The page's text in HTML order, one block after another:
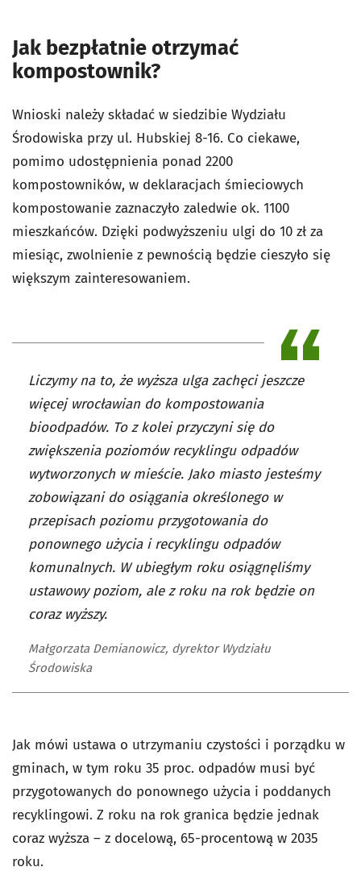
Jak bezpłatnie otrzymać
kompostownik?
Wnioski należy składać w siedzibie Wydziału
Środowiska przy ul. Hubskiej 8-16. Co ciekawe,
pomimo udostępnienia ponad 2200
kompostowników, w deklaracjach śmieciowych
kompostowanie zaznaczyło zaledwie ok. 1100
mieszkańców. Dzięki podwyższeniu ulgi do 10 zł za
miesiąc, zwolnienie z pewnością będzie cieszyło się
większym zainteresowaniem.
Liczymy na to, że wyższa ulga zachęci jeszcze
więcej wrocławian do kompostowania
bioodpadów. To z kolei przyczyni się do
zwiększenia poziomów recyklingu odpadów
wytworzonych w mieście. Jako miasto jesteśmy
zobowiązani do osiągania określonego w
przepisach poziomu przygotowania do
ponownego użycia i recyklingu odpadów
komunalnych. W ubiegłym roku osiągnęliśmy
ustawowy poziom, ale z roku na rok będzie on
coraz wyższy.
Małgorzata Demianowicz, dyrektor Wydziału
Środowiska
Jak mówi ustawa o utrzymaniu czystości i porządku w
gminach, w tym roku 35 proc. odpadów musi być
przygotowanych do ponownego użycia i poddanych
recyklingowi. Z roku na rok granica będzie jednak
coraz wyższa – z docelową, 65-procentową w 2035
roku.